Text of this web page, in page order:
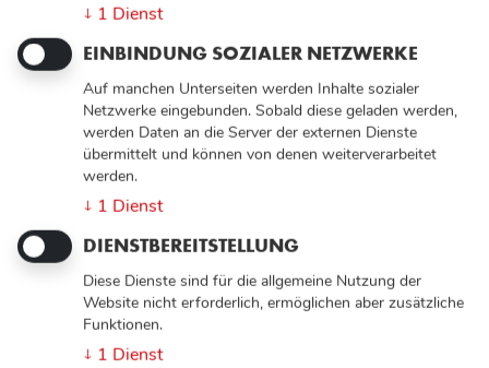
↓ 1 Dienst
EINBINDUNG SOZIALER NETZWERKE
Auf manchen Unterseiten werden Inhalte sozialer
Netzwerke eingebunden. Sobald diese geladen werden,
werden Daten an die Server der externen Dienste
übermittelt und können von denen weiterverarbeitet
werden.
↓ 1 Dienst
DIENSTBEREITSTELLUNG
Diese Dienste sind für die allgemeine Nutzung der
Website nicht erforderlich, ermöglichen aber zusätzliche
Funktionen.
↓ 1 Dienst